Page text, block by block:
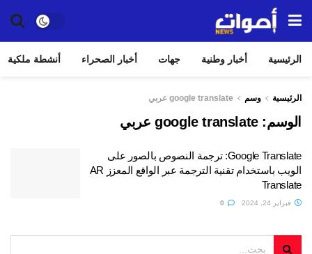
الرئيسية أخبار وطنية جهات أخبار الصحراء أنشطة ملكية
الرئيسية وسم google translate عربي
الوسم:google translate عربي
Google Translate: ترجمة النصوص بالصور على
الويب باستخدام تقنية الترجمة عبر الواقع المعزز AR
Translate
فبراير 24, 2024